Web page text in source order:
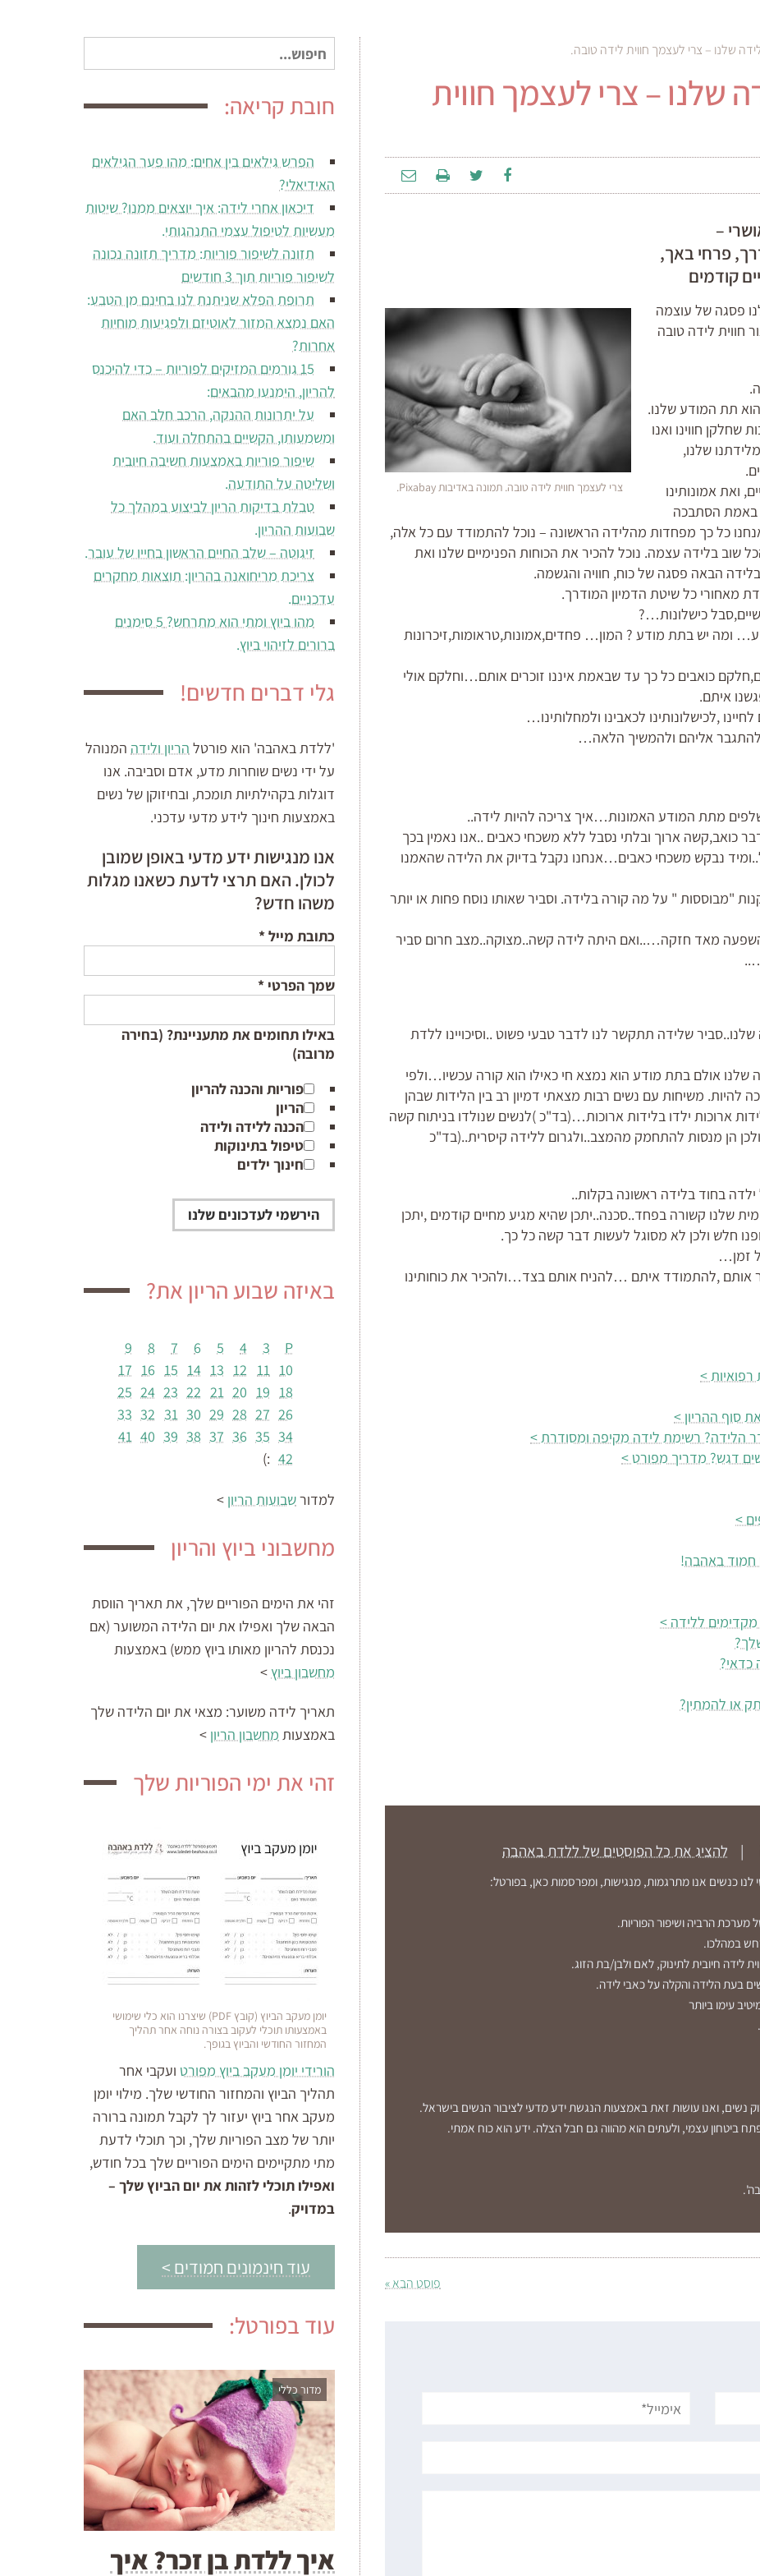
שלנו – צרי לעצמך חווית לידה טובה.
שלנו – צרי לעצמך חווית
–
פרחי באך,
קודמים
צרי לעצמך חווית לידה טובה. תמונה באדיבות Pixabay.
פסגה של עוצמה
חווית לידה טובה
הוא תת המודע שלנו.
שחלקן חווינו ואנו
שלנו,
ואת אמונותינו
באמת הסתבכה
כל כך מפחדות מהלידה הראשונה – נוכל להתמודד עם כל אלה,
בלידה עצמה. נוכל להכיר את הכוחות הפנימיים שלנו ואת
הבאה פסגה של כוח, חוויה והגשמה.
מאחורי כל שיטת הדמיון המודרך.
כישלונות…?
ומה יש בתת מודע ? המון… פחדים,אמונות,טראומות,זיכרונות
כואבים כל כך עד שבאמת איננו זוכרים אותם…וחלקם אולי
איתם.
,לכישלונותינו לכאבינו ולמחלותינו…
אליהם ולהמשיך הלאה…
מתת המודע האמונות…איך צריכה להיות לידה..
כואב,קשה ארוך ובלתי נסבל ללא משכחי כאבים ..אנו נאמין בכך
נבקש משכחי כאבים…אנחנו נקבל בדיוק את הלידה שהאמנו
"מבוססות " על מה קורה בלידה. וסביר שאותו נוסח פחות או יותר
השפעה מאד חזקה…..ואם היתה לידה קשה..מצוקה..מצב חרום סביר
שלידה תתקשר לנו לדבר טבעי פשוט ..וסיכויינו ללדת
שלנו אולם בתת מודע הוא נמצא חי כאילו הוא קורה עכשיו…ולפי
להיות. משיחות עם נשים רבות מצאתי דמיון רב בין הלידות שבהן
ארוכות ילדו בלידות ארוכות…(בד"כ )לנשים שנולדו בניתוח קשה
הן מנסות להתחמק מהמצב..ולגרום ללידה קיסרית..(בד"כ
בחוד בלידה ראשונה בקלות..
שלנו קשורה בפחד..סכנה..יתכן שהיא מגיע מחיים קודמים ,יתכן
חלש ולכן לא מסוגל לעשות דבר קשה כל כך.
זמן…
אותם ,להתמודד איתם …להניח אותם בצד…ולהכיר את כוחותינו
>
סוף ההריון >
הלידה? רשימת לידה מקיפה ומסודרת >
דגש? מדריך מפורט >
>
חמוד באהבה!
ללידה >
כדאי?
או להמתין?
| להציג את כל הפוסטים של ללדת באהבה
לנו כנשים אנו מתרגמות, מנגישות, ומפרסמות כאן, בפורטל:
מערכת הרביה ושיפור הפוריות.
במהלכו.
לידה חיובית לתינוק, לאם ולבן/בת הזוג.
בעת הלידה והקלה על כאבי לידה.
עימו ביותר
נשים, ואנו עושות זאת באמצעות הנגשת ידע מדעי לציבור הנשים בישראל.
ביטחון עצמי, ולעתים הוא מהווה גם חבל הצלה. ידע הוא כוח אמתי.
פוסט הבא »
חיפוש
עבור:
חובת קריאה:
הפרש גילאים בין אחים: מהו פער הגילאים
האידיאלי?
דיכאון אחרי לידה: איך יוצאים ממנו? שיטות
מעשיות לטיפול עצמי התנהגותי.
תזונה לשיפור פוריות: מדריך תזונה נכונה
לשיפור פוריות תוך 3 חודשים
תרופת הפלא שניתנת לנו בחינם מן הטבע:
האם נמצא המזור לאוטיזם ולפגיעות מוחיות
אחרות?
15 גורמים המזיקים לפוריות – כדי להיכנס
להריון, הימנעו מהבאים:
על יתרונות ההנקה, הרכב חלב האם
ומשמעותו, הקשיים בהתחלה ועוד.
שיפור פוריות באמצעות חשיבה חיובית
ושליטה על התודעה.
טבלת בדיקות הריון לביצוע במהלך כל
שבועות ההריון.
זיגוטה – שלב החיים הראשון בחייו של עובר.
צריכת מריחואנה בהריון: תוצאות מחקרים
עדכניים.
מהו ביוץ ומתי הוא מתרחש? 5 סימנים
ברורים לזיהוי ביוץ.
גלי דברים חדשים!
'ללדת באהבה' הוא פורטל הריון ולידה המנוהל
על ידי נשים שוחרות מדע, אדם וסביבה. אנו
דוגלות בקהילתיות תומכת, ובחיזוקן של נשים
באמצעות חינוך לידע מדעי עדכני.
אנו מנגישות ידע מדעי באופן שמובן
לכולן. האם תרצי לדעת כשאנו מגלות
משהו חדש?
כתובת מייל*
שמך הפרטי *
באילו תחומים את מתעניינת? (בחירה
מרובה)
פוריות והכנה להריון
הריון
הכנה ללידה ולידה
טיפול בתינוקות
חינוך ילדים
באיזה שבוע הריון את?
P
3
4
5
6
7
8
9
10
11
12
13
14
15
16
17
18
19
20
21
22
23
24
25
26
27
28
29
30
31
32
33
34
35
36
37
38
39
40
41
42
:)
למדורשבועות הריון >
מחשבוני ביוץ והריון
זהי את הימים הפוריים שלך, את תאריך הווסת
הבאה שלך ואפילו את יום הלידה המשוער (אם
נכנסת להריון מאותו ביוץ ממש) באמצעות
מחשבון ביוץ >
תאריך לידה משוער: מצאי את יום הלידה שלך
באמצעות מחשבון הריון >
זהי את ימי הפוריות שלך
יומן מעקב הביוץ (קובץ PDF) שיצרנו הוא כלי שימושי
באמצעותו תוכלי לעקוב בצורה נוחה אחר תהליך
המחזור החודשי והביוץ בגופך.
הורידי יומן מעקב ביוץ מפורט ועקבי אחר
תהליך הביוץ והמחזור החודשי שלך. מילוי יומן
מעקב אחר ביוץ יעזור לך לקבל תמונה ברורה
יותר של מצב הפוריות שלך, וכך תוכלי לדעת
מתי מתקיימים הימים הפוריים שלך בכל חודש,
ואפילו תוכלי לזהות את יום הביוץ שלך –
במדויק.
עוד חינמונים חמודים >
עוד בפורטל:
מדור כללי
איך ללדת בן זכר? איך